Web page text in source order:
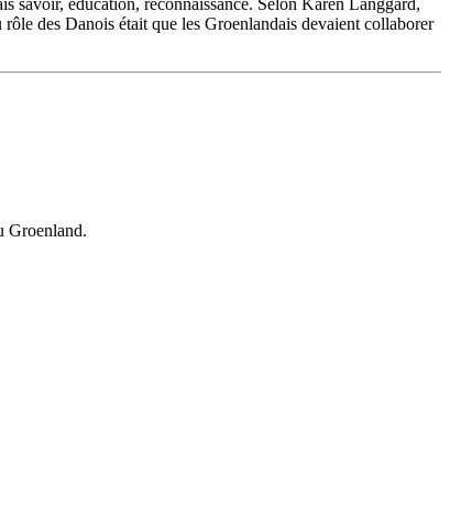
des Danois était que les Groenlandais devaient collaborer
Groenland.